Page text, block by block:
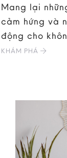
Mang lại
cảm hứng và
động cho
KHÁM PHÁ